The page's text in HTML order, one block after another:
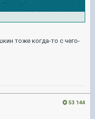
тоже когда-то с чего-
53 144